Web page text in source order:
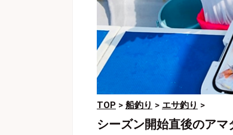
TOP > 船釣り > エサ釣り >
シーズン開始直後のアマ